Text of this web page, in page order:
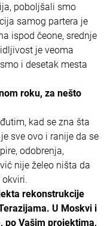
poboljšali smo
samog partera je
ispod čeone, srednje
je veoma
i desetak mesta
roku, za nešto
kad se zna šta
sve ovo i ranije da se
odobrenja,
nije želeo ništa da
rekonstrukcije
U Moskvi i
po Vašim projektima,